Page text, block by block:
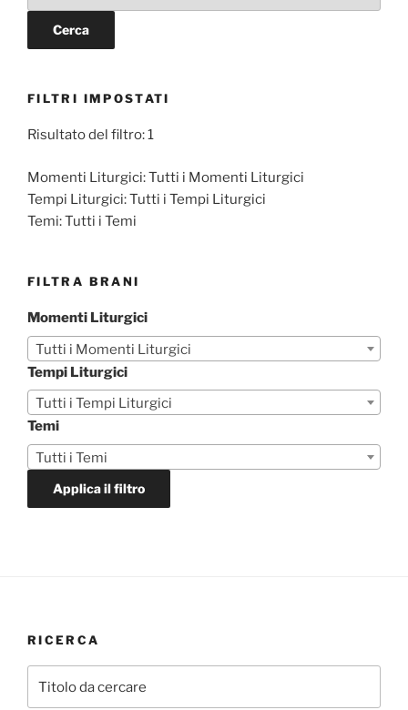
FILTRI IMPOSTATI
Risultato del filtro: 1
Momenti Liturgici:Tutti i Momenti Liturgici
Tempi Liturgici:Tutti i Tempi Liturgici
Temi:Tutti i Temi
FILTRA BRANI
Momenti Liturgici
Tutti i Momenti Liturgici
Tempi Liturgici
Tutti i Tempi Liturgici
Temi
Tutti i Temi
Applica il filtro
RICERCA